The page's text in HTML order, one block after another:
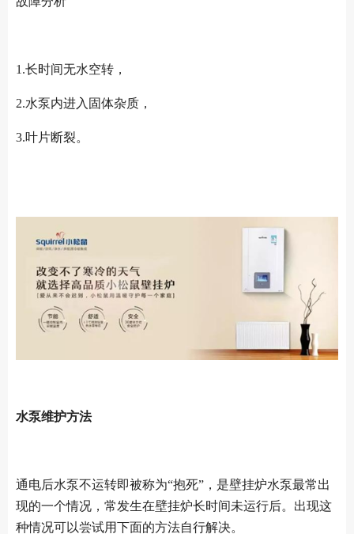
1.长时间无水空转，
2.水泵内进入固体杂质，
3.叶片断裂。
水泵维护方法
通电后水泵不运转即被称为“抱死”，是壁挂炉水泵最常出
现的一个情况，常发生在壁挂炉长时间未运行后。出现这
种情况可以尝试用下面的方法自行解决。